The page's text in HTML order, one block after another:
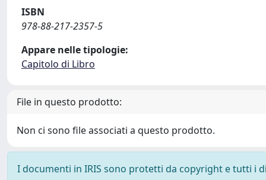
ISBN
978-88-217-2357-5
Appare nelle tipologie:
Capitolo di Libro
File in questo prodotto:
Non ci sono file associati a questo prodotto.
I documenti in IRIS sono protetti da copyright e tutti i